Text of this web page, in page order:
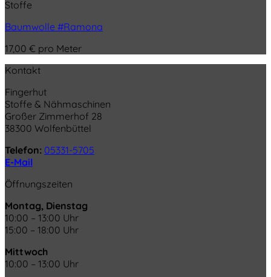
Stoffe
Baumwolle #Ramona
17,00 € pro Meter
Kontakt
Fingerhut
Stoffe & Nähmaschinen
Großer Zimmerhof 28
38300 Wolfenbüttel
Telefon: 05331-5705
E-Mail
Öffnungszeiten
Montag, Dienstag
10:00 – 13:00 Uhr
15:00 – 18:00 Uhr
Mittwoch
10:00 – 13:00 Uhr